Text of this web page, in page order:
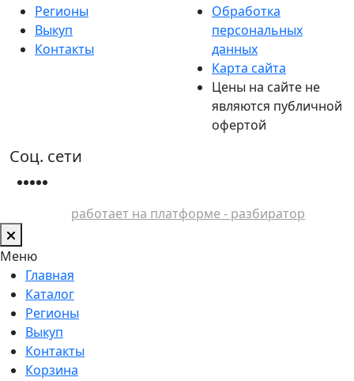
Регионы
Выкуп
Контакты
Обработка
персональных
данных
Карта сайта
Цены на сайте не
являются публичной
офертой
Соц. сети
работает на платформе - разбиратор
Меню
Главная
Каталог
Регионы
Выкуп
Контакты
Корзина